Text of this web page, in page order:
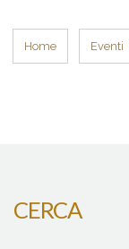
Home Eventi
CERCA